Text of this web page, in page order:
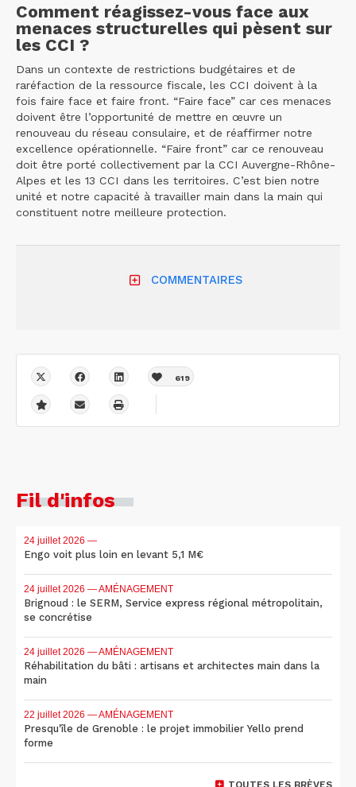
Comment réagissez-vous face aux
menaces structurelles qui pèsent sur
les CCI ?
Dans un contexte de restrictions budgétaires et de
raréfaction de la ressource fiscale, les CCI doivent à la
fois faire face et faire front. “Faire face” car ces menaces
doivent être l’opportunité de mettre en œuvre un
renouveau du réseau consulaire, et de réaffirmer notre
excellence opérationnelle. “Faire front” car ce renouveau
doit être porté collectivement par la CCI Auvergne-Rhône-
Alpes et les 13 CCI dans les territoires. C’est bien notre
unité et notre capacité à travailler main dans la main qui
constituent notre meilleure protection.
COMMENTAIRES
619
Fil d'infos
24 juillet 2026 —
Engo voit plus loin en levant 5,1 M€
24 juillet 2026 — AMÉNAGEMENT
Brignoud : le SERM, Service express régional métropolitain,
se concrétise
24 juillet 2026 — AMÉNAGEMENT
Réhabilitation du bâti : artisans et architectes main dans la
main
22 juillet 2026 — AMÉNAGEMENT
Presqu'île de Grenoble : le projet immobilier Yello prend
forme